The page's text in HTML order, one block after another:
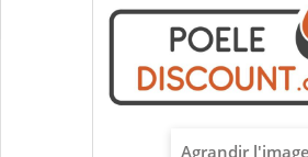
Agrandir l'image